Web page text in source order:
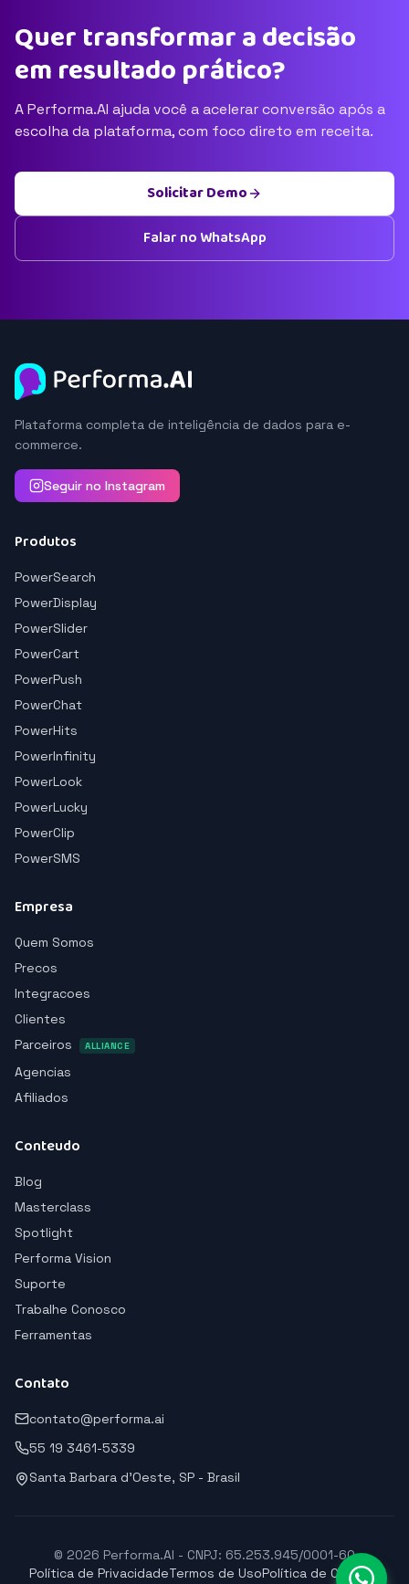
Quer transformar a decisão
em resultado prático?
A Performa.AI ajuda você a acelerar conversão após a
escolha da plataforma, com foco direto em receita.
Solicitar Demo
Falar no WhatsApp
Plataforma completa de inteligência de dados para e-
commerce.
Seguir no Instagram
Produtos
PowerSearch
PowerDisplay
PowerSlider
PowerCart
PowerPush
PowerChat
PowerHits
PowerInfinity
PowerLook
PowerLucky
PowerClip
PowerSMS
Empresa
Quem Somos
Precos
Integracoes
Clientes
Parceiros
ALLIANCE
Agencias
Afiliados
Conteudo
Blog
Masterclass
Spotlight
Performa Vision
Suporte
Trabalhe Conosco
Ferramentas
Contato
contato@performa.ai
55 19 3461-5339
Santa Barbara d'Oeste, SP - Brasil
© 2026 Performa.AI - CNPJ: 65.253.945/0001-60
Política de PrivacidadeTermos de UsoPolítica de Cookies